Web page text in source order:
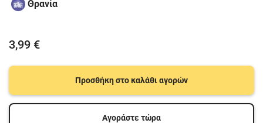
Θρανία
3,99 €
Προσθήκη στο καλάθι αγορών
Αγοράστε τώρα